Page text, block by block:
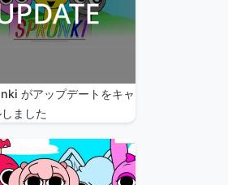
がアップデートをキャ
ました